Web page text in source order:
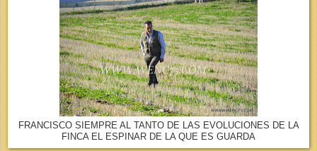
FRANCISCO SIEMPRE AL TANTO DE LAS EVOLUCIONES DE LA
FINCA EL ESPINAR DE LA QUE ES GUARDA